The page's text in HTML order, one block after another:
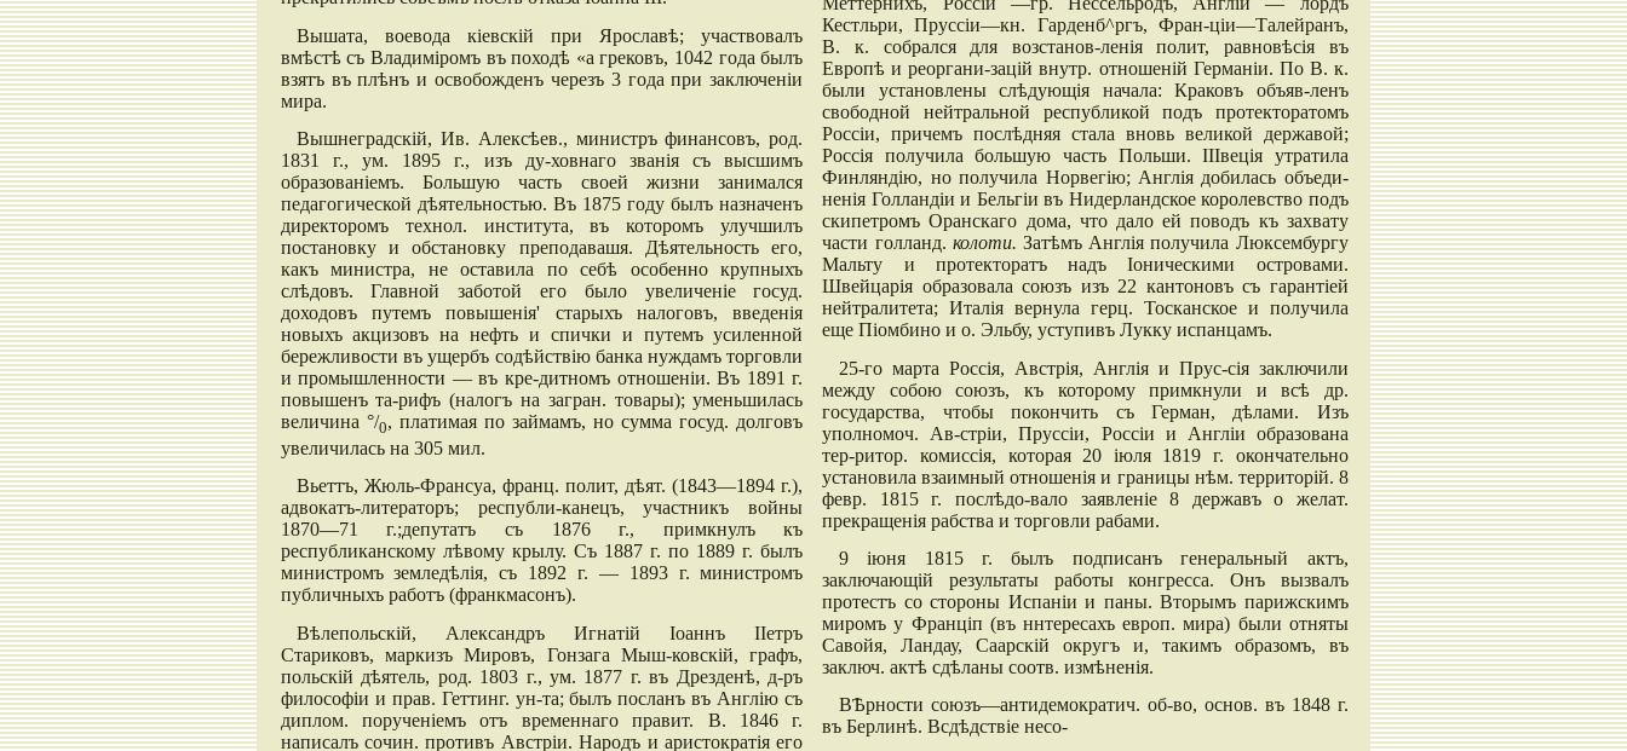
Вышата, воевода кіевскій при Ярославѣ; участвовалъ
вмѣстѣ съ Владиміромъ въ походѣ «а грековъ, 1042 года былъ
взятъ въ плѣнъ и освобожденъ черезъ 3 года при заключеніи
мира.
Вышнеградскій, Ив. Алексѣев., министръ финансовъ, род.
1831 г., ум. 1895 г., изъ ду-ховнаго званія съ высшимъ
образованіемъ. Большую часть своей жизни занимался
педагогической дѣятельностью. Въ 1875 году былъ назначенъ
директоромъ технол. института, въ которомъ улучшилъ
постановку и обстановку преподавашя. Дѣятельность его,
какъ министра, не оставила по себѣ особенно крупныхъ
слѣдовъ. Главной заботой его было увеличеніе госуд.
доходовъ путемъ повышенія' старыхъ налоговъ, введенія
новыхъ акцизовъ на нефть и спички и путемъ усиленной
бережливости въ ущербъ содѣйствію банка нуждамъ торговли
и промышленности — въ кре-дитномъ отношеніи. Въ 1891 г.
повышенъ та-рифъ (налогъ на загран. товары); уменьшилась
величина °/0, платимая по займамъ, но сумма госуд. долговъ
увеличилась на 305 мил.
Вьеттъ, Жюль-Франсуа, франц. полит, дѣят. (1843—1894 г.),
адвокатъ-литераторъ; республи-канецъ, участникъ войны
1870—71 г.;депутатъ съ 1876 г., примкнулъ къ
республиканскому лѣвому крылу. Съ 1887 г. по 1889 г. былъ
министромъ земледѣлія, съ 1892 г. — 1893 г. министромъ
публичныхъ работъ (франкмасонъ).
Вѣлепольскій, Александръ Игнатій Іоаннъ ІІетръ
Стариковъ, маркизъ Мировъ, Гонзага Мыш-ковскій, графъ,
польскій дѣятель, род. 1803 г., ум. 1877 г. въ Дрезденѣ, д-ръ
философіи и прав. Геттинг. ун-та; былъ посланъ въ Англію съ
диплом. порученіемъ отъ временнаго правит. В. 1846 г.
написалъ сочин. противъ Австріи. Народъ и аристократія его
Кестльри, Пруссіи—кн. Гарденб^ргъ, Фран-ціи—Талейранъ,
В. к. собрался для возстанов-ленія полит, равновѣсія въ
Европѣ и реоргани-зацій внутр. отношеній Германіи. По В. к.
были установлены слѣдующія начала: Краковъ объяв-ленъ
свободной нейтральной республикой подъ протекторатомъ
Россіи, причемъ послѣдняя стала вновь великой державой;
Россія получила большую часть Польши. ІІІвеція утратила
Финляндію, но получила Норвегію; Англія добилась объеди-
ненія Голландіи и Бельгіи въ Нидерландское королевство подъ
скипетромъ Оранскаго дома, что дало ей поводъ къ захвату
части голланд. колоти. Затѣмъ Англія получила Люксембургу
Мальту и протекторатъ надъ Іоническими островами.
Швейцарія образовала союзъ изъ 22 кантоновъ съ гарантіей
нейтралитета; Италія вернула герц. Тосканское и получила
еще Піомбино и о. Эльбу, уступивъ Лукку испанцамъ.
25-го марта Россія, Австрія, Англія и Прус-сія заключили
между собою союзъ, къ которому примкнули и всѣ др.
государства, чтобы покончить съ Герман, дѣлами. Изъ
уполномоч. Ав-стріи, Пруссіи, Россіи и Англіи образована
тер-ритор. комиссія, которая 20 іюля 1819 г. окончательно
установила взаимный отношенія и границы нѣм. территорій. 8
февр. 1815 г. послѣдо-вало заявленіе 8 державъ о желат.
прекращенія рабства и торговли рабами.
9 іюня 1815 г. былъ подписанъ генеральный актъ,
заключающій результаты работы конгресса. Онъ вызвалъ
протестъ со стороны Испаніи и паны. Вторымъ парижскимъ
миромъ у Франціп (въ ннтересахъ европ. мира) были отняты
Савойя, Ландау, Саарскій округъ и, такимъ образомъ, въ
заключ. актѣ сдѣланы соотв. измѣненія.
ВѢрности союзъ—антидемократич. об-во, основ. въ 1848 г.
въ Берлинѣ. Всдѣдствіе несо-